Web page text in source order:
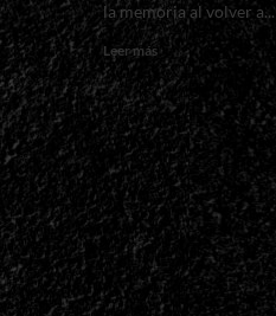
la memoria al volver a...
Leer más Read
more
about
<small>Vengeance
Rising:
Anthology
-
Roger
Martinez
1962-
2025
In